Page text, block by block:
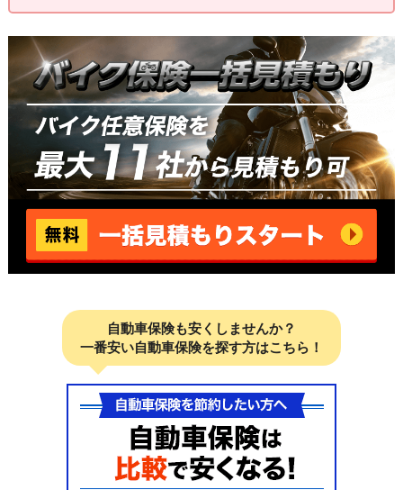
自動車保険も安くしませんか？
一番安い自動車保険を探す方はこちら！